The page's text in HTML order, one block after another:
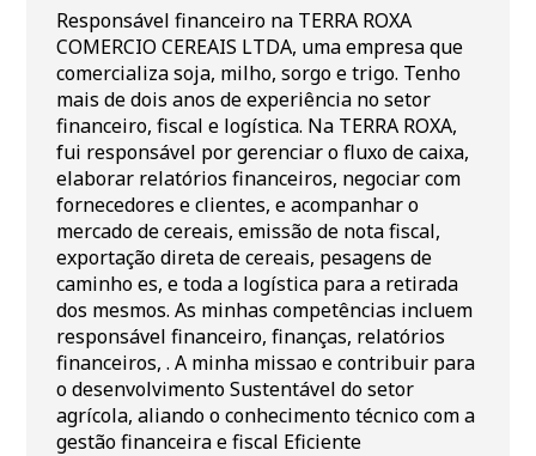
Responsável financeiro na TERRA ROXA
COMERCIO CEREAIS LTDA, uma empresa que
comercializa soja, milho, sorgo e trigo. Tenho
mais de dois anos de experiência no setor
financeiro, fiscal e logística. Na TERRA ROXA,
fui responsável por gerenciar o fluxo de caixa,
elaborar relatórios financeiros, negociar com
fornecedores e clientes, e acompanhar o
mercado de cereais, emissão de nota fiscal,
exportação direta de cereais, pesagens de
caminho es, e toda a logística para a retirada
dos mesmos. As minhas competências incluem
responsável financeiro, finanças, relatórios
financeiros, . A minha missao e contribuir para
o desenvolvimento Sustentável do setor
agrícola, aliando o conhecimento técnico com a
gestão financeira e fiscal Eficiente